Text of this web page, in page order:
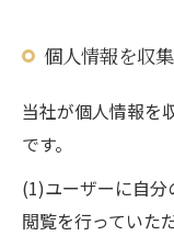
個人情報を収
当社が個人情報を
です。
(1)ユーザーに自
閲覧を行っていた